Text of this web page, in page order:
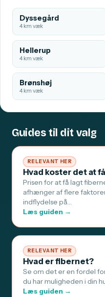
Dyssegård
4 km væk
Hellerup
4 km væk
Brønshøj
4 km væk
Guides til dit valg
RELEVANT HER
Hvad koster det at
Prisen for at få lagt
afhænger af flere
indflydelse på…
Læs guiden →
RELEVANT HER
Hvad er fibernet?
Se om det er en fordel
du har muligheden i din
Læs guiden →